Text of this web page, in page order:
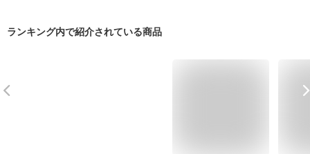
ランキング内で紹介されている商品